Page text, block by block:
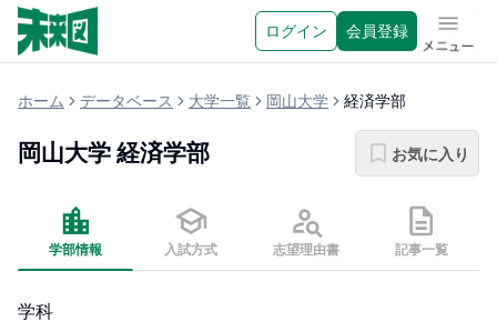
ログイン 会員登録 メニュ
ホーム データベース 大学一覧 岡山大学 経済学部
岡山大学 経済学部 お気に入り
学部情報 入試方式 志望理由書 記事一覧
学科